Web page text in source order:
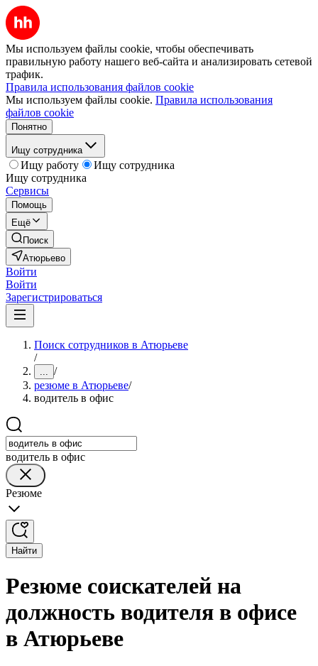
Мы используем файлы cookie, чтобы обеспечивать
правильную работу нашего веб-сайта и анализировать сетевой
трафик.
Правила использования файлов cookie
Мы используем файлы cookie. Правила использования
файлов cookie
Понятно
Ищу сотрудника
Ищу работу
Ищу сотрудника
Ищу сотрудника
Сервисы
Помощь
Ещё
Поиск
Атюрьево
Войти
Войти
Зарегистрироваться
Поиск сотрудников в Атюрьеве
/
... /
резюме в Атюрьеве/
водитель в офис
водитель в офис
Резюме
Найти
Резюме соискателей на
должность водителя в офисе
в Атюрьеве